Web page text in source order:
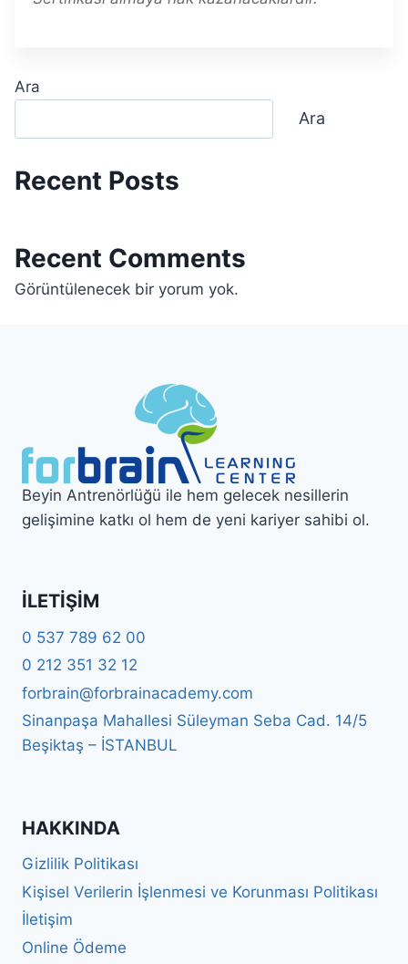
Ara
Ara
Recent Posts
Recent Comments
Görüntülenecek bir yorum yok.
Beyin Antrenörlüğü ile hem gelecek nesillerin
gelişimine katkı ol hem de yeni kariyer sahibi ol.
İLETIŞIM
0 537 789 62 00
0 212 351 32 12
forbrain@forbrainacademy.com
Sinanpaşa Mahallesi Süleyman Seba Cad. 14/5
Beşiktaş – İSTANBUL
HAKKINDA
Gizlilik Politikası
Kişisel Verilerin İşlenmesi ve Korunması Politikası
İletişim
Online Ödeme